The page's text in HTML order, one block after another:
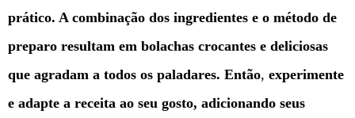
prático. A combinação dos ingredientes e o método de
preparo resultam em bolachas crocantes e deliciosas
que agradam a todos os paladares. Então, experimente
e adapte a receita ao seu gosto, adicionando seus